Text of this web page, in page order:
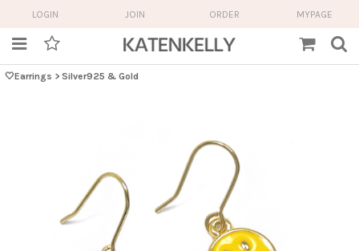
LOGIN JOIN ORDER MYPAGE
🤍Earrings > Silver925 & Gold